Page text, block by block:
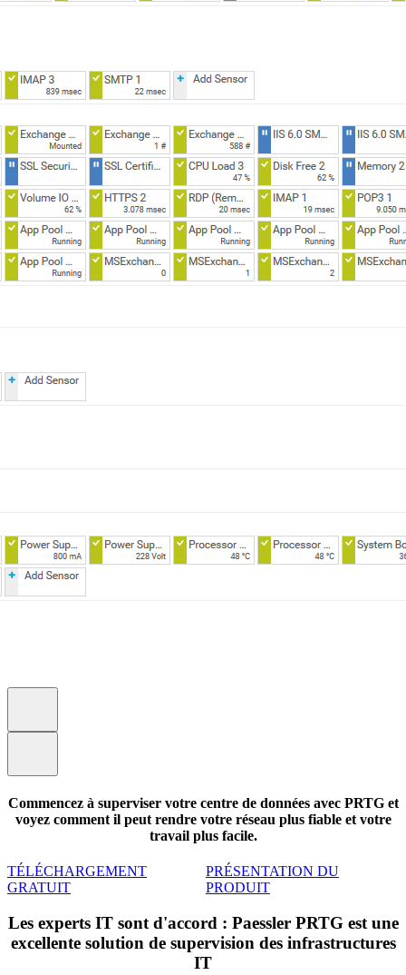
Commencez à superviser votre centre de données avec PRTG et
voyez comment il peut rendre votre réseau plus fiable et votre
travail plus facile.
TÉLÉCHARGEMENT
GRATUIT
PRÉSENTATION DU
PRODUIT
Les experts IT sont d'accord : Paessler PRTG est une
excellente solution de supervision des infrastructures
IT